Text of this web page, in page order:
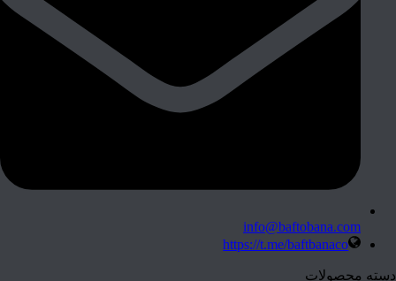
info@baftobana.com
https://t.me/baftbanaco
دسته محصولات